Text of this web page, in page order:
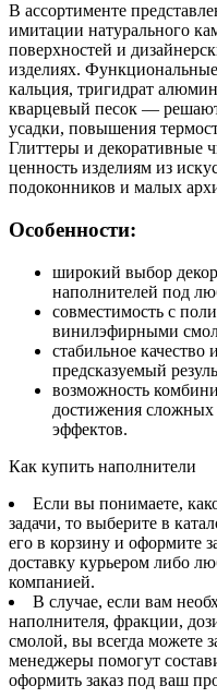
В ассортименте
имитации натурального
поверхностей и
изделиях.
кальция, тригидрат
кварцевый песок —
усадки, повышения
Глиттеры и декоративные
ценность изделиям из
подоконников и малых
Особенности:
широкий выбор
наполнителей под
совместимость с
винилэфирными
стабильное
предсказуемый
возможность
достижения сложных
эффектов.
Как купить наполнители
Если вы понимаете,
задачи, то выберите в
его в корзину и оформите
доставку курьером либо
компанией.
В случае, если вам
наполнителя, фракции,
смолой, вы всегда можете
менеджеры помогут
оформить заказ под ваш